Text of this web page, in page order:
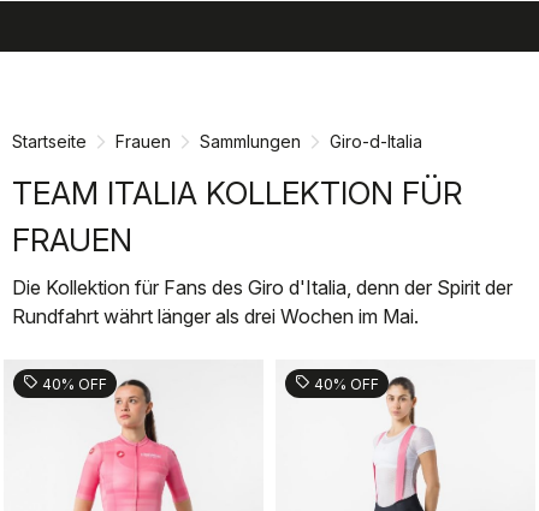
Startseite Frauen Sammlungen Giro-d-Italia
TEAM ITALIA KOLLEKTION FÜR
FRAUEN
Die Kollektion für Fans des Giro d'Italia, denn der Spirit der
Rundfahrt währt länger als drei Wochen im Mai.
sell 40% OFF sell 40% OFF